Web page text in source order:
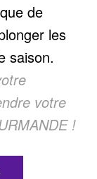
de
les
saison.
votre
!